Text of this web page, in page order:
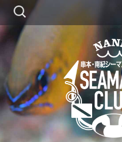
検
索:
コ
ン
ツ
に